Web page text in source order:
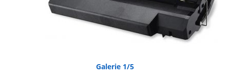
Galerie 1/5